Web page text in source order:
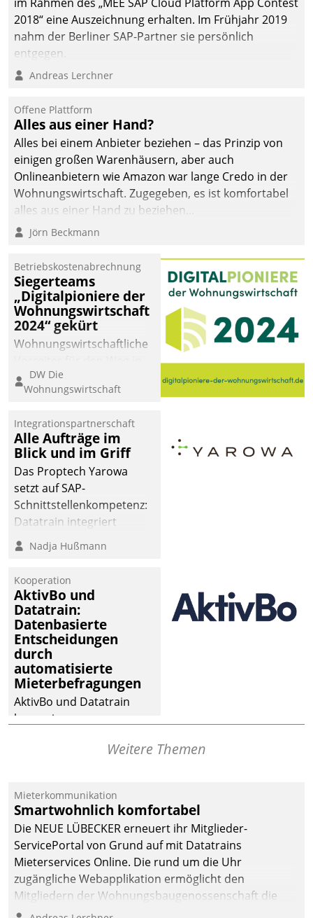
2018“ eine Auszeichnung erhalten. Im Frühjahr 2019
nahm der Berliner SAP-Partner sie persönlich
entgegen.
Andreas Lerchner
Offene Plattform
Alles aus einer Hand?
Alles bei einem Anbieter beziehen – das Prinzip von
einigen großen Warenhäusern, aber auch
Onlineanbietern wie Amazon war lange Credo in der
Wohnungswirtschaft. Zugegeben, es ist komfortabel
alles aus einer Hand zu beziehen...
Jörn Beckmann
Betriebskostenabrechnung
Siegerteams
„Digitalpioniere der
Wohnungswirtschaft
2024“ gekürt
Wohnungswirtschaftliche
eine digitale Zukunft zu
finden, ist das Ziel des
der
Wohnungswirtschaft“.
Bewerben können sich
dafür ein Team
bestehend aus
Wohnungsunternehmen
und PropTech.
DW Die
Wohnungswirtschaft
Integrationspartnerschaft
Alle Aufträge im
Blick und im Griff
Das Proptech Yarowa
setzt auf SAP-
Schnittstellenkompetenz:
Datatrain integriert
Yarowas Portal zur
Vergabe und Verwaltung
operativen
Instandhaltung in die
SAP-Systemlandschaft
deutscher
Wohnungsunternehmen
– und beschleunigt damit
den Weg vom
Mieteranliegen zum
Dienstleisterauftrag.
Nadja Hußmann
Kooperation
AktivBo und
Datatrain:
Datenbasierte
Entscheidungen
durch
automatisierte
Mieterbefragungen
AktivBo und Datatrain
kooperieren –
profitieren: Die nahtlose
Datatrain ermöglicht
automatisiert ausgelöste,
zielgerichtete
Mieterbefragungen – eine
starke Grundlage für
intelligente,
Weitere Themen
Mieterkommunikation
Smartwohnlich komfortabel
Die NEUE LÜBECKER erneuert ihr Mitglieder-
ServicePortal von Grund auf mit Datatrains
Mieterservices Online. Die rund um die Uhr
zugängliche Webapplikation ermöglicht den
Mitgliedern der Wohnungs­bau­genossenschaft die
Kontaktaufnahme per Smartphone, Tablet oder PC.